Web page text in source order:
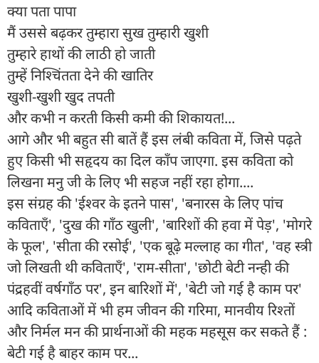
क्या पता पापा
मैं उससे बढ़कर तुम्हारा सुख तुम्हारी खुशी
तुम्हारे हाथों की लाठी हो जाती
तुम्हें निश्चिंतता देने की खातिर
खुशी-खुशी खुद तपती
और कभी न करती किसी कमी की शिकायत!...
आगे और भी बहुत सी बातें हैं इस लंबी कविता में, जिसे पढ़ते
हुए किसी भी सहृदय का दिल काँप जाएगा. इस कविता को
लिखना मनु जी के लिए भी सहज नहीं रहा होगा....
इस संग्रह की 'ईश्वर के इतने पास', 'बनारस के लिए पांच
कविताएँ', 'दुख की गाँठ खुली', 'बारिशों की हवा में पेड़', 'मोगरे
के फूल', 'सीता की रसोई', 'एक बूढ़े मल्लाह का गीत', 'वह स्त्री
जो लिखती थी कविताएँ', 'राम-सीता', 'छोटी बेटी नन्ही की
पंद्रहवीं वर्षगाँठ पर', इन बारिशों में', 'बेटी जो गई है काम पर'
आदि कविताओं में भी हम जीवन की गरिमा, मानवीय रिश्तों
और निर्मल मन की प्रार्थनाओं की महक महसूस कर सकते हैं :
बेटी गई है बाहर काम पर...